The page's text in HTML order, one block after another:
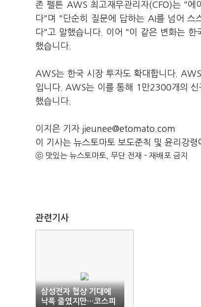
존 펠튼 AWS 최고재무관리자(CFO)는 "에
다"며 "단순히 질문에 답하는 AI를 넘어 스
다"고 말했습니다. 이어 "이 같은 변화는
했습니다.
AWS는 한국 시장 투자도 확대합니다.
입니다. AWS는 이를 통해 1만2300개의
했습니다.
이지은 기자 jieunee@etomato.com
이 기사는 뉴스토마토 보도준칙 및 윤리강
ⓒ 맛있는 뉴스토마토, 무단 전재 - 재배포 금지
관련기사
삼성전자 협상 기대에
낙폭 줄였지만…코스피